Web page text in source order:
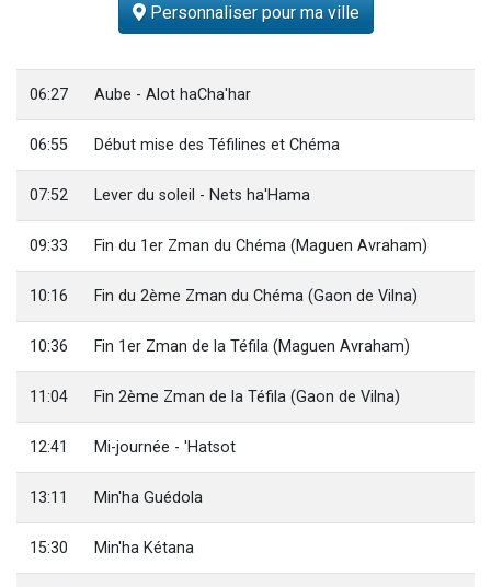
Il reste 49 places pour étudier en groupe sur Zoom
12 nouvelles musiques dans Torah-Box Music
Personnaliser pour ma ville
06:27 Aube - Alot haCha'har
06:55 Début mise des Téfilines et Chéma
07:52 Lever du soleil - Nets ha'Hama
09:33 Fin du 1er Zman du Chéma (Maguen Avraham)
10:16 Fin du 2ème Zman du Chéma (Gaon de Vilna)
10:36 Fin 1er Zman de la Téfila (Maguen Avraham)
11:04 Fin 2ème Zman de la Téfila (Gaon de Vilna)
12:41 Mi-journée - 'Hatsot
13:11 Min'ha Guédola
15:30 Min'ha Kétana